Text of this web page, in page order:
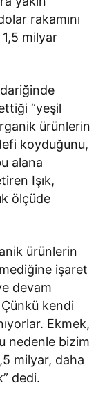
rakamını
milyar
“yeşil
ürünlerin
koyduğunu,
alana
Işık,
ölçüde
ürünlerin
işaret
devam
kendi
Ekmek,
nedenle bizim
milyar, daha
dedi.